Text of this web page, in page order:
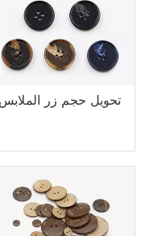
تحويل حجم زر الملابس